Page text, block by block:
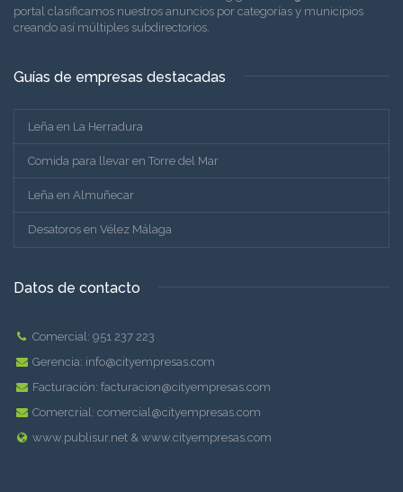
portal clasificamos nuestros anuncios por categorías y municipios
creando así múltiples subdirectorios.
Guías de empresas destacadas
Leña en La Herradura
Comida para llevar en Torre del Mar
Leña en Almuñecar
Desatoros en Vélez Málaga
Datos de contacto
Comercial:951 237 223
Gerencia: info@cityempresas.com
Facturación:facturacion@cityempresas.com
Comercrial:comercial@cityempresas.com
www.publisur.net &www.cityempresas.com